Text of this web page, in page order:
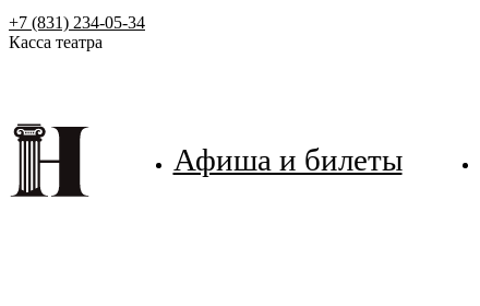
+7 (831) 234-05-34
Касса театра
Афиша и билеты